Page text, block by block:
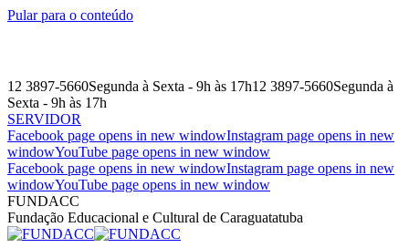
Pular para o conteúdo
12 3897-5660Segunda à Sexta - 9h às 17h12 3897-5660Segunda à
Sexta - 9h às 17h
SERVIDOR
Facebook page opens in new windowInstagram page opens in new
windowYouTube page opens in new window
Facebook page opens in new windowInstagram page opens in new
windowYouTube page opens in new window
FUNDACC
Fundação Educacional e Cultural de Caraguatatuba